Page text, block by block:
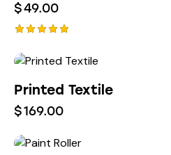
$49.00
5.00
su 5
Printed Textile
$169.00